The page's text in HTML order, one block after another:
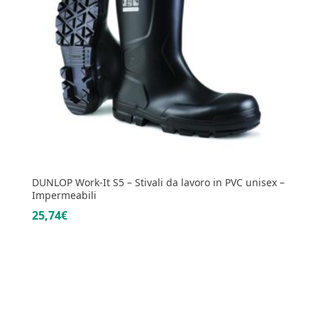
DUNLOP Work-It S5 – Stivali da lavoro in PVC unisex –
Impermeabili
25,74€